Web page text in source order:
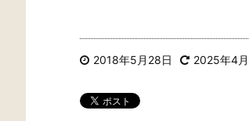
2018年5月28日 2025年4